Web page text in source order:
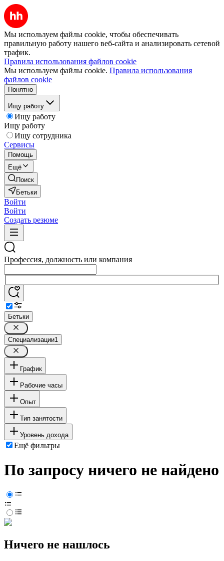
Мы используем файлы cookie, чтобы обеспечивать
правильную работу нашего веб-сайта и анализировать сетевой
трафик.
Правила использования файлов cookie
Мы используем файлы cookie. Правила использования
файлов cookie
Понятно
Ищу работу
Ищу работу
Ищу работу
Ищу сотрудника
Сервисы
Помощь
Ещё
Поиск
Бетьки
Войти
Войти
Создать резюме
Профессия, должность или компания
Бетьки
Специализации1
График
Рабочие часы
Опыт
Тип занятости
Уровень дохода
Ещё фильтры
По запросу ничего не найдено
Ничего не нашлось